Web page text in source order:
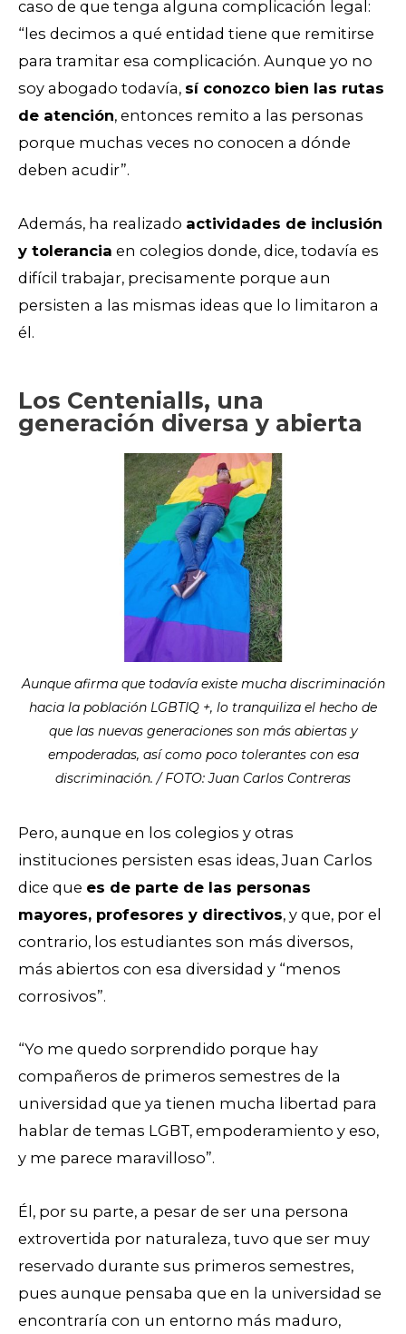
caso de que tenga alguna complicación legal:
“les decimos a qué entidad tiene que remitirse
para tramitar esa complicación. Aunque yo no
soy abogado todavía, sí conozco bien las rutas
de atención, entonces remito a las personas
porque muchas veces no conocen a dónde
deben acudir”.
Además, ha realizado actividades de inclusión
y tolerancia en colegios donde, dice, todavía es
difícil trabajar, precisamente porque aun
persisten a las mismas ideas que lo limitaron a
él.
Los Centenialls, una
generación diversa y abierta
Aunque afirma que todavía existe mucha discriminación
hacia la población LGBTIQ +, lo tranquiliza el hecho de
que las nuevas generaciones son más abiertas y
empoderadas, así como poco tolerantes con esa
discriminación. / FOTO: Juan Carlos Contreras
Pero, aunque en los colegios y otras
instituciones persisten esas ideas, Juan Carlos
dice que es de parte de las personas
mayores, profesores y directivos, y que, por el
contrario, los estudiantes son más diversos,
más abiertos con esa diversidad y “menos
corrosivos”.
“Yo me quedo sorprendido porque hay
compañeros de primeros semestres de la
universidad que ya tienen mucha libertad para
hablar de temas LGBT, empoderamiento y eso,
y me parece maravilloso”.
Él, por su parte, a pesar de ser una persona
extrovertida por naturaleza, tuvo que ser muy
reservado durante sus primeros semestres,
pues aunque pensaba que en la universidad se
encontraría con un entorno más maduro,